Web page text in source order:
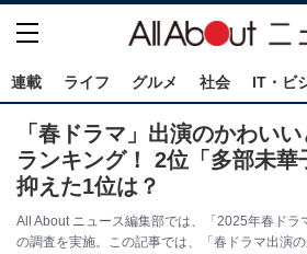
連載 ライフ グルメ 社会 IT・ビ
「春ドラマ」出演のかわい
ランキング！ 2位「多部未華
抑えた1位は？
All About ニュース編集部では、「2025年春ドラ
の調査を実施。この記事では、「春ドラマ出演の